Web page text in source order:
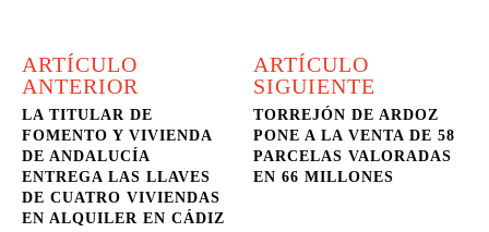
ARTÍCULO
ANTERIOR
LA TITULAR DE
FOMENTO Y VIVIENDA
DE ANDALUCÍA
ENTREGA LAS LLAVES
DE CUATRO VIVIENDAS
EN ALQUILER EN CÁDIZ
ARTÍCULO
SIGUIENTE
TORREJÓN DE ARDOZ
PONE A LA VENTA DE 58
PARCELAS VALORADAS
EN 66 MILLONES